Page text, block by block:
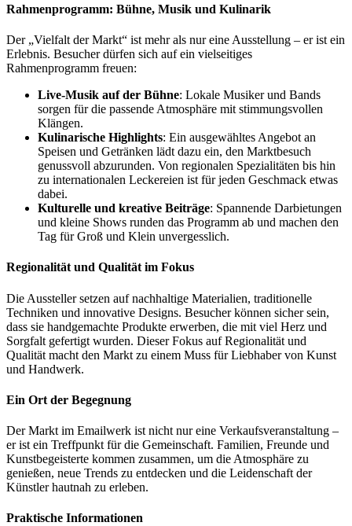
Rahmenprogramm: Bühne, Musik und Kulinarik
Der „Vielfalt der Markt“ ist mehr als nur eine Ausstellung – er ist ein
Erlebnis. Besucher dürfen sich auf ein vielseitiges
Rahmenprogramm freuen:
Live-Musik auf der Bühne: Lokale Musiker und Bands
sorgen für die passende Atmosphäre mit stimmungsvollen
Klängen.
Kulinarische Highlights: Ein ausgewähltes Angebot an
Speisen und Getränken lädt dazu ein, den Marktbesuch
genussvoll abzurunden. Von regionalen Spezialitäten bis hin
zu internationalen Leckereien ist für jeden Geschmack etwas
dabei.
Kulturelle und kreative Beiträge: Spannende Darbietungen
und kleine Shows runden das Programm ab und machen den
Tag für Groß und Klein unvergesslich.
Regionalität und Qualität im Fokus
Die Aussteller setzen auf nachhaltige Materialien, traditionelle
Techniken und innovative Designs. Besucher können sicher sein,
dass sie handgemachte Produkte erwerben, die mit viel Herz und
Sorgfalt gefertigt wurden. Dieser Fokus auf Regionalität und
Qualität macht den Markt zu einem Muss für Liebhaber von Kunst
und Handwerk.
Ein Ort der Begegnung
Der Markt im Emailwerk ist nicht nur eine Verkaufsveranstaltung –
er ist ein Treffpunkt für die Gemeinschaft. Familien, Freunde und
Kunstbegeisterte kommen zusammen, um die Atmosphäre zu
genießen, neue Trends zu entdecken und die Leidenschaft der
Künstler hautnah zu erleben.
Praktische Informationen